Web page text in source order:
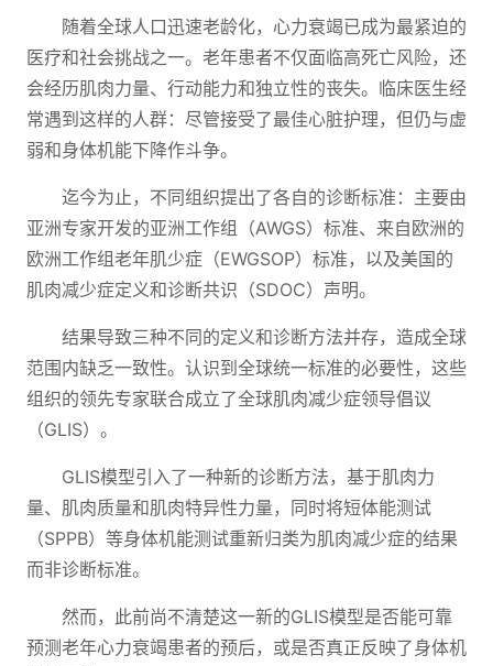
随着全球人口迅速老龄化，心力衰竭已成为最紧迫的
医疗和社会挑战之一。老年患者不仅面临高死亡风险，还
会经历肌肉力量、行动能力和独立性的丧失。临床医生经
常遇到这样的人群：尽管接受了最佳心脏护理，但仍与虚
弱和身体机能下降作斗争。
迄今为止，不同组织提出了各自的诊断标准：主要由
亚洲专家开发的亚洲工作组（AWGS）标准、来自欧洲的
欧洲工作组老年肌少症（EWGSOP）标准，以及美国的
肌肉减少症定义和诊断共识（SDOC）声明。
结果导致三种不同的定义和诊断方法并存，造成全球
范围内缺乏一致性。认识到全球统一标准的必要性，这些
组织的领先专家联合成立了全球肌肉减少症领导倡议
（GLIS）。
GLIS模型引入了一种新的诊断方法，基于肌肉力
量、肌肉质量和肌肉特异性力量，同时将短体能测试
（SPPB）等身体机能测试重新归类为肌肉减少症的结果
而非诊断标准。
然而，此前尚不清楚这一新的GLIS模型是否能可靠
预测老年心力衰竭患者的预后，或是否真正反映了身体机